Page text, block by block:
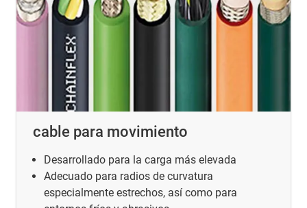
cable para movimiento
Desarrollado para la carga más elevada
Adecuado para radios de curvatura
especialmente estrechos, así como para